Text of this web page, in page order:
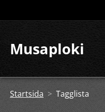
Musaploki
Startsida > Tagglista